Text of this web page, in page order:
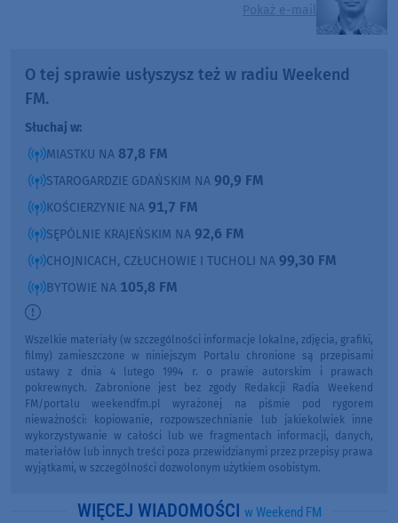
Pokaż e-mail
O tej sprawie usłyszysz też w radiu Weekend
FM.
Słuchaj w:
MIASTKU NA 87,8 FM
STAROGARDZIE GDAŃSKIM NA 90,9 FM
KOŚCIERZYNIE NA 91,7 FM
SĘPÓLNIE KRAJEŃSKIM NA 92,6 FM
CHOJNICACH, CZŁUCHOWIE I TUCHOLI NA 99,30 FM
BYTOWIE NA 105,8 FM
Wszelkie materiały (w szczególności informacje lokalne, zdjęcia, grafiki,
filmy) zamieszczone w niniejszym Portalu chronione są przepisami
ustawy z dnia 4 lutego 1994 r. o prawie autorskim i prawach
pokrewnych. Zabronione jest bez zgody Redakcji Radia Weekend
FM/portalu weekendfm.pl wyrażonej na piśmie pod rygorem
nieważności: kopiowanie, rozpowszechnianie lub jakiekolwiek inne
wykorzystywanie w całości lub we fragmentach informacji, danych,
materiałów lub innych treści poza przewidzianymi przez przepisy prawa
wyjątkami, w szczególności dozwolonym użytkiem osobistym.
WIĘCEJ WIADOMOŚCI w Weekend FM